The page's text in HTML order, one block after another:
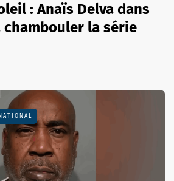
: Anaïs Delva dans
chambouler la série